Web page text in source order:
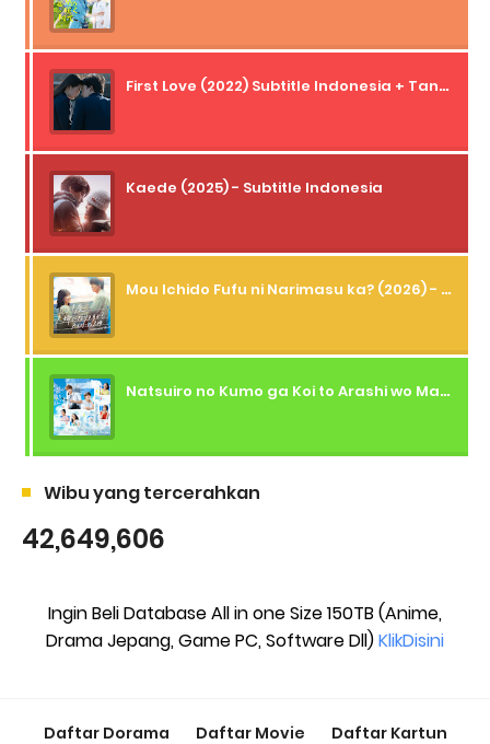
First Love (2022) Subtitle Indonesia + Tanpa Iklan + Streaming + 1080p
Kaede (2025) - Subtitle Indonesia
Mou Ichido Fufu ni Narimasu ka? (2026) - 01 Subtitle Indonesia
Natsuiro no Kumo ga Koi to Arashi wo Makiokosu (2026) - 01 Subtitle Indonesia
Wibu yang tercerahkan
42,649,606
Ingin Beli Database All in one Size 150TB (Anime,
Drama Jepang, Game PC, Software Dll)KlikDisini
Daftar Dorama Daftar Movie Daftar Kartun